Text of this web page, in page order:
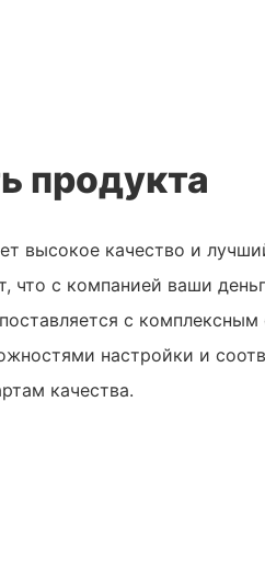
продукта
высокое качество и
что с компанией ваши
с
настройки и
качества.